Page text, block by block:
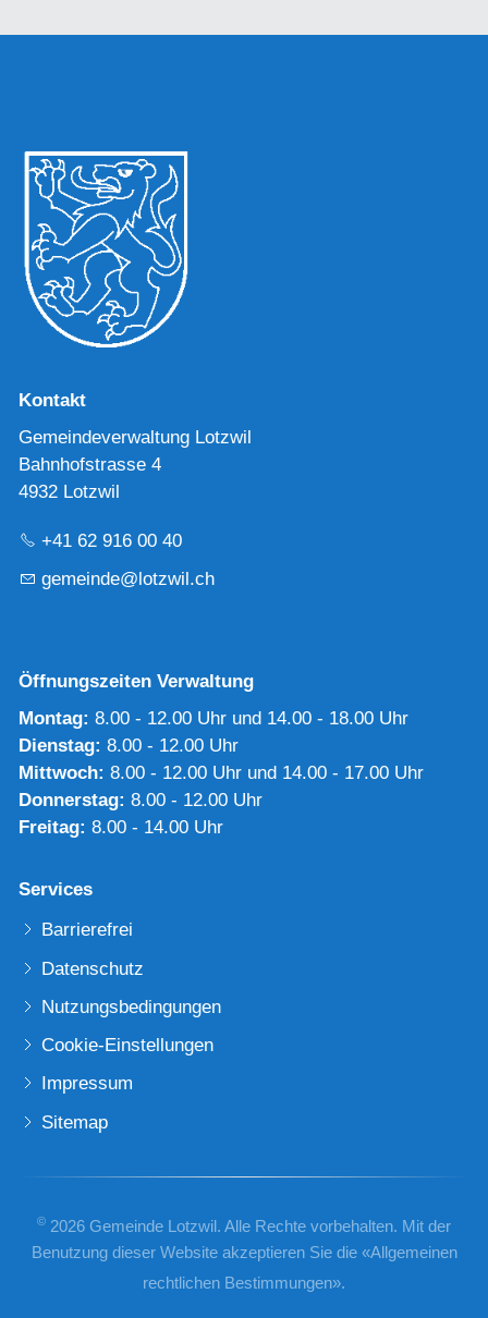
Kontakt
Gemeindeverwaltung Lotzwil
Bahnhofstrasse 4
4932 Lotzwil
+41 62 916 00 40
g m nd l tzw l ch
Öffnungszeiten Verwaltung
Montag: 8.00 - 12.00 Uhr und 14.00 - 18.00 Uhr
Dienstag: 8.00 - 12.00 Uhr
Mittwoch: 8.00 - 12.00 Uhr und 14.00 - 17.00 Uhr
Donnerstag: 8.00 - 12.00 Uhr
Freitag: 8.00 - 14.00 Uhr
Services
Barrierefrei
Datenschutz
Nutzungsbedingungen
Cookie-Einstellungen
Impressum
Sitemap
© 2026 Gemeinde Lotzwil. Alle Rechte vorbehalten. Mit der
Benutzung dieser Website akzeptieren Sie die «Allgemeinen
rechtlichen Bestimmungen».